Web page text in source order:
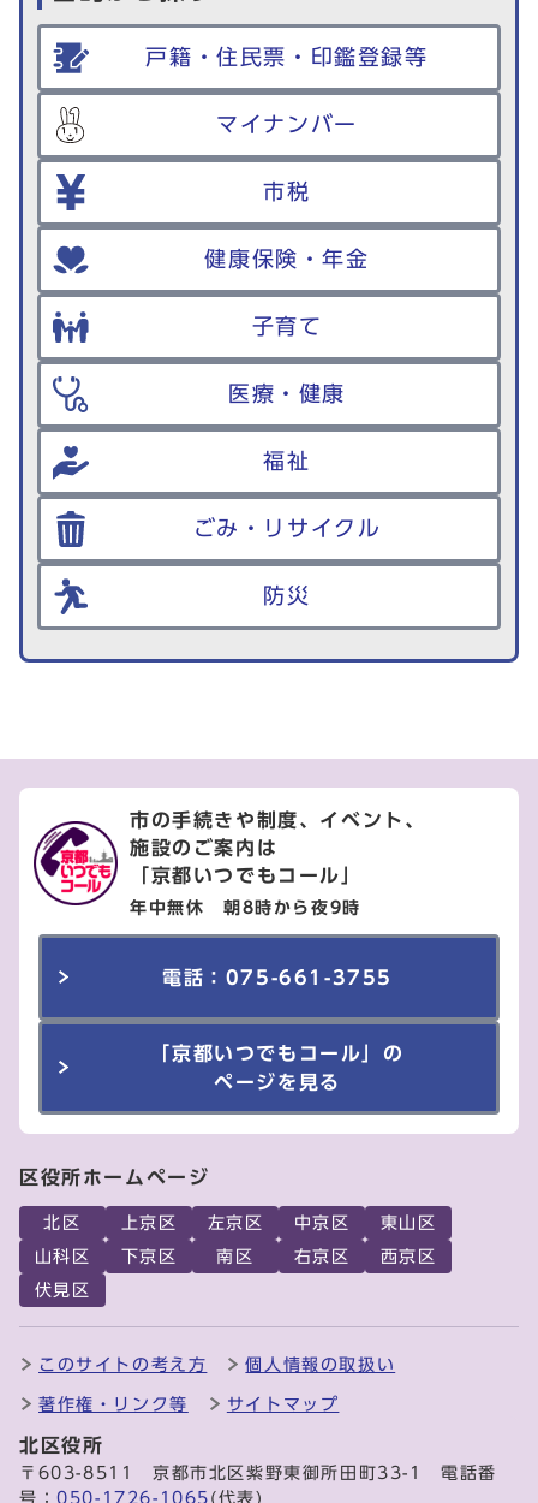
戸籍・住民票・印鑑登録等
マイナンバー
市税
健康保険・年金
子育て
医療・健康
福祉
ごみ・リサイクル
防災
市の手続きや制度、イベント、
施設のご案内は
「京都いつでもコール」
年中無休 朝8時から夜9時
電話：075-661-3755
「京都いつでもコール」の
ページを見る
区役所ホームページ
北区 上京区 左京区 中京区
東山区
山科区
下京区 南区 右京区
西京区
伏見区
このサイトの考え方 個人情報の取扱い
著作権・リンク等 サイトマップ
北区役所
〒603-8511 京都市北区紫野東御所田町33-1 電話番
号：050-1726-1065 (代表)